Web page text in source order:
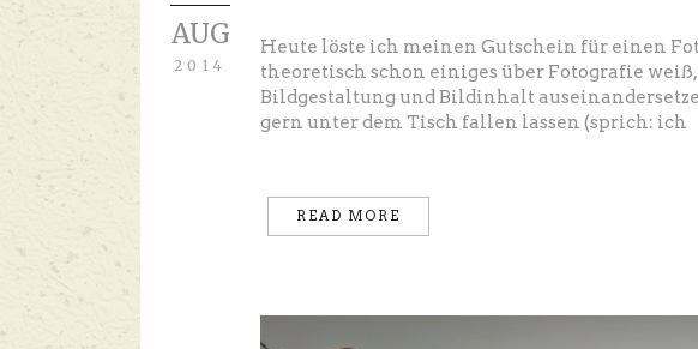
AUG
2014
Heute löste ich meinen Gutschein für einen
theoretisch schon einiges über Fotografie
Bildgestaltung und Bildinhalt
gern unter dem Tisch fallen lassen (sprich: ich
READ MORE